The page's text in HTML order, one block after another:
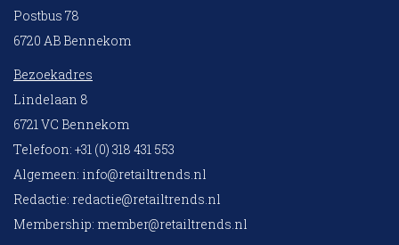
Postbus 78
6720 AB Bennekom
Bezoekadres
Lindelaan 8
6721 VC Bennekom
Telefoon: +31 (0) 318 431 553
Algemeen: info@retailtrends.nl
Redactie: redactie@retailtrends.nl
Membership: member@retailtrends.nl